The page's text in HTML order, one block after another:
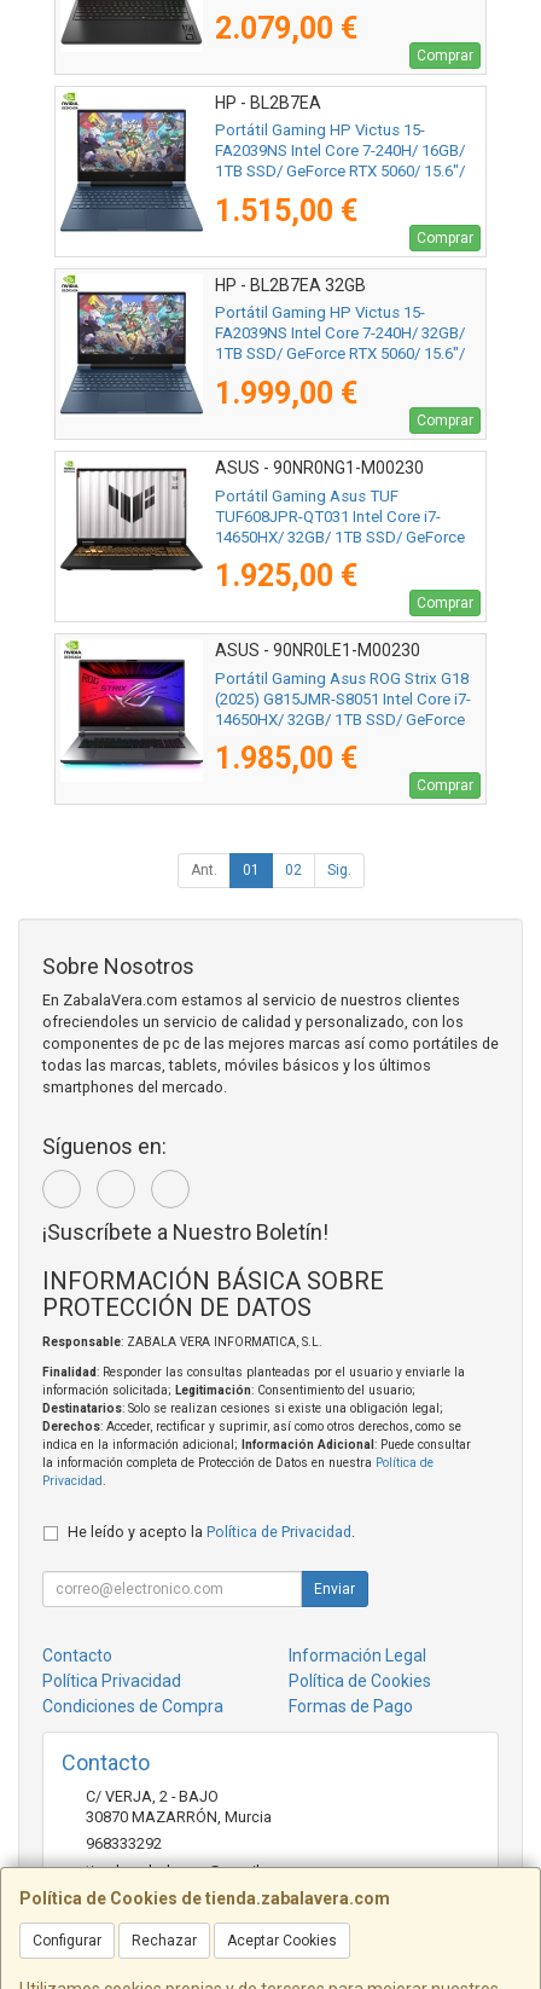
2.079,00 €
Comprar
HP - BL2B7EA
Portátil Gaming HP Victus 15-
FA2039NS Intel Core 7-240H/ 16GB/
1TB SSD/ GeForce RTX 5060/ 15.6"/
1.515,00 €
Comprar
HP - BL2B7EA 32GB
Portátil Gaming HP Victus 15-
FA2039NS Intel Core 7-240H/ 32GB/
1TB SSD/ GeForce RTX 5060/ 15.6"/
1.999,00 €
Comprar
ASUS - 90NR0NG1-M00230
Portátil Gaming Asus TUF
TUF608JPR-QT031 Intel Core i7-
14650HX/ 32GB/ 1TB SSD/ GeForce
1.925,00 €
Comprar
ASUS - 90NR0LE1-M00230
Portátil Gaming Asus ROG Strix G18
(2025) G815JMR-S8051 Intel Core i7-
14650HX/ 32GB/ 1TB SSD/ GeForce
1.985,00 €
Comprar
Ant. 01 02 Sig.
Política de Cookies de tienda.zabalavera.com
Configurar Rechazar Aceptar Cookies
Sobre Nosotros
En ZabalaVera.com estamos al servicio de nuestros clientes
ofreciendoles un servicio de calidad y personalizado, con los
componentes de pc de las mejores marcas así como portátiles de
todas las marcas, tablets, móviles básicos y los últimos
smartphones del mercado.
Síguenos en:
¡Suscríbete a Nuestro Boletín!
INFORMACIÓN BÁSICA SOBRE
PROTECCIÓN DE DATOS
Responsable: ZABALA VERA INFORMATICA, S.L.
Finalidad: Responder las consultas planteadas por el usuario y enviarle la
información solicitada; Legitimación: Consentimiento del usuario;
Destinatarios: Solo se realizan cesiones si existe una obligación legal;
Derechos: Acceder, rectificar y suprimir, así como otros derechos, como se
indica en la información adicional;
Información Adicional : Puede consultar
la información completa de Protección de Datos en nuestra Política de
Privacidad.
He leído y acepto la Política de Privacidad .
Enviar
Contacto
Información Legal
Política Privacidad
Política de Cookies
Condiciones de Compra
Formas de Pago
Contacto
C/ VERJA, 2 - BAJO
30870 MAZARRÓN, Murcia
968333292
tienda.zabalavera@gmail.com
Horario
9:30-14:00 y 17:30-20:00